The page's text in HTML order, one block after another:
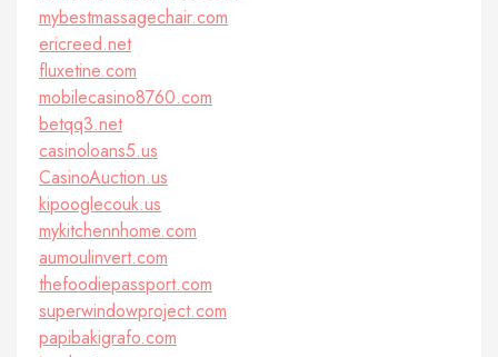
mybestmassagechair.com
ericreed.net
fluxetine.com
mobilecasino8760.com
betqq3.net
casinoloans5.us
CasinoAuction.us
kipooglecouk.us
mykitchennhome.com
aumoulinvert.com
thefoodiepassport.com
superwindowproject.com
papibakigrafo.com